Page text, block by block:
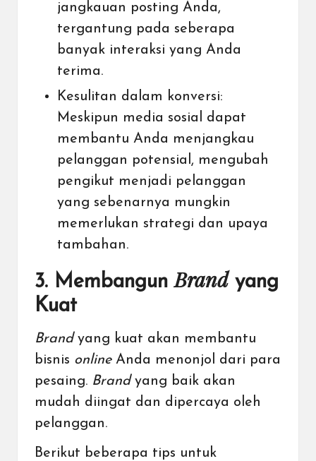
jangkauan posting Anda,
tergantung pada seberapa
banyak interaksi yang Anda
terima.
Kesulitan dalam konversi:
Meskipun media sosial dapat
membantu Anda menjangkau
pelanggan potensial, mengubah
pengikut menjadi pelanggan
yang sebenarnya mungkin
memerlukan strategi dan upaya
tambahan.
3. MembangunBrand yang
Kuat
Brand yang kuat akan membantu
bisnis onlineAnda menonjol dari para
pesaing. Brandyang baik akan
mudah diingat dan dipercaya oleh
pelanggan.
Berikut beberapa tips untuk